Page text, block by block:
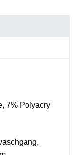
7% Polyacryl